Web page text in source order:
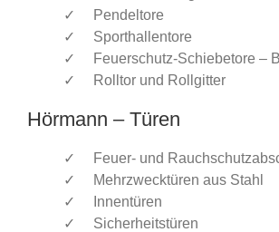
Pendeltore
Sporthallentore
Feuerschutz-Schiebetore –
Rolltor und Rollgitter
Hörmann – Türen
Feuer- und
Mehrzwecktüren aus Stahl
Innentüren
Sicherheitstüren